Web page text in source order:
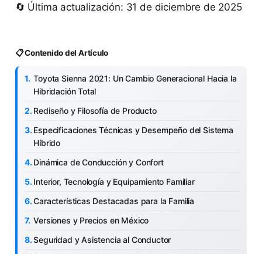
🔄 Última actualización: 31 de diciembre de 2025
📋 Contenido del Artículo
Toyota Sienna 2021: Un Cambio Generacional Hacia la
Hibridación Total
Rediseño y Filosofía de Producto
Especificaciones Técnicas y Desempeño del Sistema
Híbrido
Dinámica de Conducción y Confort
Interior, Tecnología y Equipamiento Familiar
Características Destacadas para la Familia
Versiones y Precios en México
Seguridad y Asistencia al Conductor